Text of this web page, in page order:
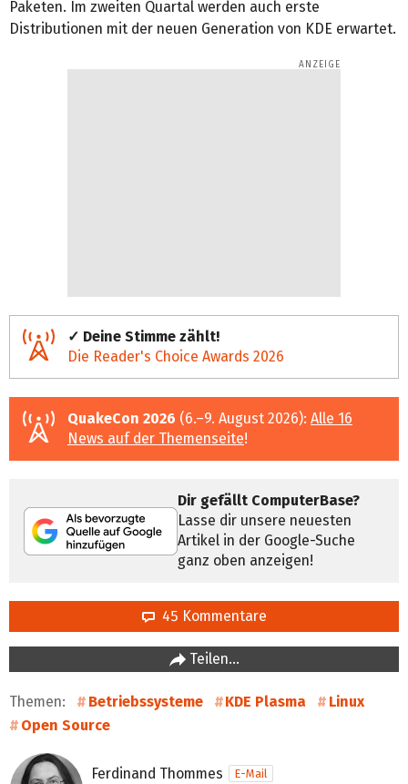
Paketen. Im zweiten Quartal werden auch erste
Distributionen mit der neuen Generation von KDE erwartet.
✓ Deine Stimme zählt!
Die Reader's Choice Awards 2026
QuakeCon 2026 (6.–9. August 2026): Alle 16
News auf der Themenseite!
Dir gefällt ComputerBase?
Lasse dir unsere neuesten
Artikel in der Google-Suche
ganz oben anzeigen!
45 Kommentare
Teilen…
Themen: Betriebssysteme KDE Plasma
Linux
Open Source
Ferdinand Thommes
E-Mail